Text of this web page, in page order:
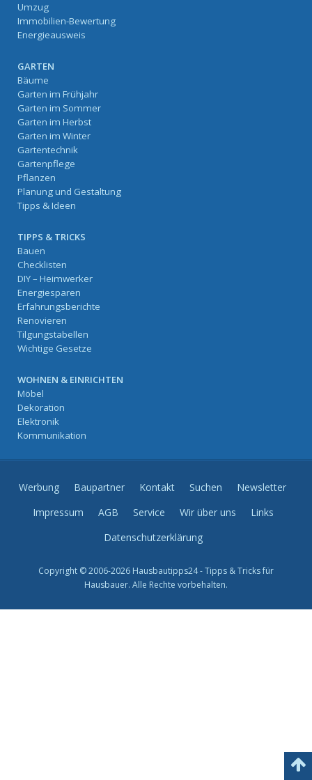
Umzug
Immobilien-Bewertung
Energieausweis
GARTEN
Bäume
Garten im Frühjahr
Garten im Sommer
Garten im Herbst
Garten im Winter
Gartentechnik
Gartenpflege
Pflanzen
Planung und Gestaltung
Tipps & Ideen
TIPPS & TRICKS
Bauen
Checklisten
DIY – Heimwerker
Energiesparen
Erfahrungsberichte
Renovieren
Tilgungstabellen
Wichtige Gesetze
WOHNEN & EINRICHTEN
Möbel
Dekoration
Elektronik
Kommunikation
Werbung Baupartner Kontakt Suchen
Newsletter
Impressum
AGB Service Wir über uns
Links
Datenschutzerklärung
Copyright © 2006-2026 Hausbautipps24 - Tipps & Tricks für
Hausbauer. Alle Rechte vorbehalten.